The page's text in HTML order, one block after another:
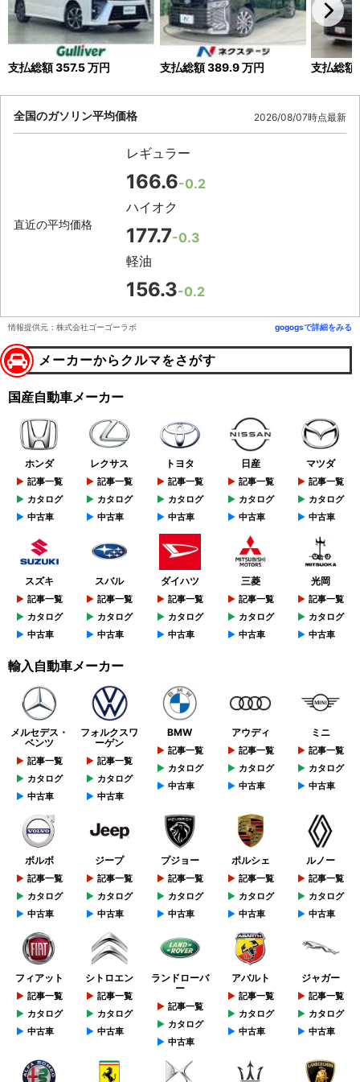
支払総額357.5万円 支払総額389.9万円 支払総額
全国のガソリン平均価格 2026/08/07時点最新
直近の平均価格
レギュラー
166.6-0.2
ハイオク
177.7-0.3
軽油
156.3-0.2
情報提供元：株式会社ゴーゴーラボ gogogsで詳細をみる
メーカーからクルマをさがす
国産自動車メーカー
ホンダ
記事一覧
カタログ
中古車
レクサス
記事一覧
カタログ
中古車
トヨタ
記事一覧
カタログ
中古車
日産
記事一覧
カタログ
中古車
マツダ
記事一覧
カタログ
中古車
スズキ
記事一覧
カタログ
中古車
スバル
記事一覧
カタログ
中古車
ダイハツ
記事一覧
カタログ
中古車
三菱
記事一覧
カタログ
中古車
光岡
記事一覧
カタログ
中古車
輸入自動車メーカー
メルセデス・
ベンツ
記事一覧
カタログ
中古車
フォルクスワ
ーゲン
記事一覧
カタログ
中古車
BMW
記事一覧
カタログ
中古車
アウディ
記事一覧
カタログ
中古車
ミニ
記事一覧
カタログ
中古車
ボルボ
記事一覧
カタログ
中古車
ジープ
記事一覧
カタログ
中古車
プジョー
記事一覧
カタログ
中古車
ポルシェ
記事一覧
カタログ
中古車
ルノー
記事一覧
カタログ
中古車
フィアット
記事一覧
カタログ
中古車
シトロエン
記事一覧
カタログ
中古車
ランドローバ
ー
記事一覧
カタログ
中古車
アバルト
記事一覧
カタログ
中古車
ジャガー
記事一覧
カタログ
中古車